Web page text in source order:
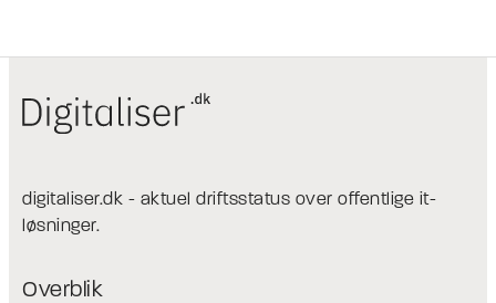
digitaliser.dk - aktuel driftsstatus over offentlige it-
løsninger.
Overblik